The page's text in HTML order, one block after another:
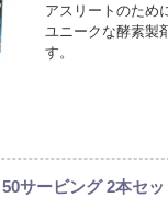
アスリートのため
ユニークな酵素製
す。
サービング 2本セッ